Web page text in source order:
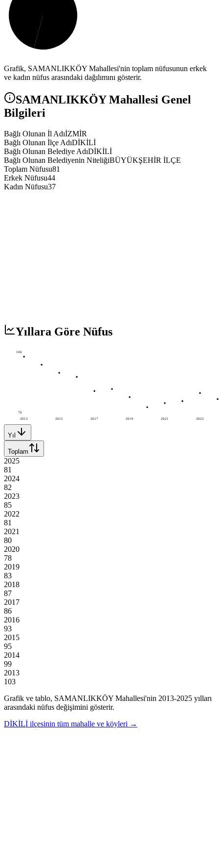
Grafik, SAMANLIKKÖY Mahallesi'nin toplam nüfusunun erkek
ve kadın nüfus arasındaki dağılımını gösterir.
SAMANLIKKÖYMahallesi Genel
Bilgileri
Bağlı Olunan İl AdıİZMİR
Bağlı Olunan İlçe AdıDİKİLİ
Bağlı Olunan Belediye AdıDİKİLİ
Bağlı Olunan Belediyenin NiteliğiBÜYÜKŞEHİR İLÇE
Toplam Nüfusu81
Erkek Nüfusu44
Kadın Nüfusu37
Yıllara Göre Nüfus
2013 2015 2017 2019 2021 2023
106
76
Yıl
Toplam
2025
81
2024
82
2023
85
2022
81
2021
80
2020
78
2019
83
2018
87
2017
86
2016
93
2015
95
2014
99
2013
103
Grafik ve tablo, SAMANLIKKÖY Mahallesi'nin 2013-2025 yılları
arasındaki nüfus değişimini gösterir.
DİKİLİ ilçesinin tüm mahalle ve köyleri →